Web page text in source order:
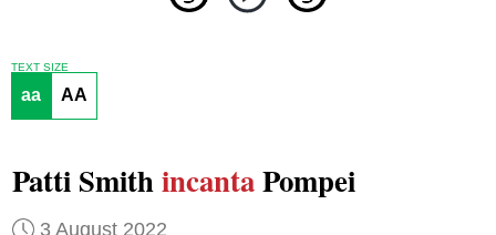
TEXT SIZE
aa AA
Patti SmithincantaPompei
3 August 2022